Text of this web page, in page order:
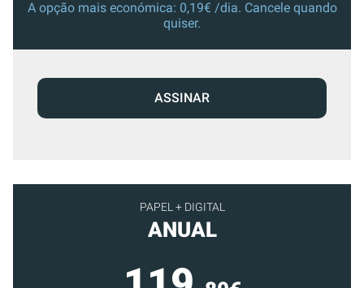
PAPEL + DIGITAL
ANUAL
A opção mais económica: 0,19€ /dia. Cancele quando
quiser.
ASSINAR